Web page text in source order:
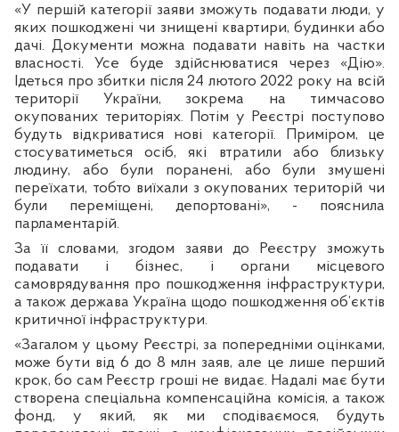
«У першій категорії заяви зможуть подавати люди, у
яких пошкоджені чи знищені квартири, будинки або
дачі. Документи можна подавати навіть на частки
власності. Усе буде здійснюватися через «Дію».
Ідеться про збитки після 24 лютого 2022 року на всій
території України, зокрема на тимчасово
окупованих територіях. Потім у Реєстрі поступово
будуть відкриватися нові категорії. Приміром, це
стосуватиметься осіб, які втратили або близьку
людину, або були поранені, або були змушені
переїхати, тобто виїхали з окупованих територій чи
були переміщені, депортовані», - пояснила
парламентарій.
За її словами, згодом заяви до Реєстру зможуть
подавати і бізнес, і органи місцевого
самоврядування про пошкодження інфраструктури,
а також держава Україна щодо пошкодження об’єктів
критичної інфраструктури.
«Загалом у цьому Реєстрі, за попередніми оцінками,
може бути від 6 до 8 млн заяв, але це лише перший
крок, бо сам Реєстр гроші не видає. Надалі має бути
створена спеціальна компенсаційна комісія, а також
фонд, у який, як ми сподіваємося, будуть